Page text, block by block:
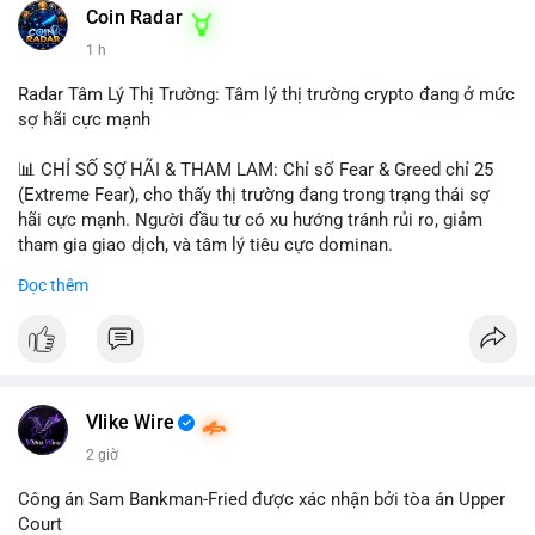
khoản mỏng.
#theodoidongtien
📰 Nguồn: CoinDesk
Coin Radar
1 h
Radar Tâm Lý Thị Trường: Tâm lý thị trường crypto đang ở mức
sợ hãi cực mạnh
📊 CHỈ SỐ SỢ HÃI & THAM LAM: Chỉ số Fear & Greed chỉ 25
(Extreme Fear), cho thấy thị trường đang trong trạng thái sợ
hãi cực mạnh. Người đầu tư có xu hướng tránh rủi ro, giảm
tham gia giao dịch, và tâm lý tiêu cực dominan.
📈 XU HƯỚNG TÌM KIẾM & THẢO LUẬN: Coin được tìm kiếm
(BTC), Sui (SUI), Pudgy Penguins (PENGU). Trên Google Trends
các chủ đề không liên quan trực tiếp đến crypto.
trên Binance Square tập trung vào chiến lược trading, lệnh kẹp,
và cập nhật về sự kiện như 'Lãi lỗ chưa ghi nhận'. Trên
Đọc thêm
Vlike Wire
2 giờ
Công án Sam Bankman-Fried được xác nhận bởi tòa án Upper
Court